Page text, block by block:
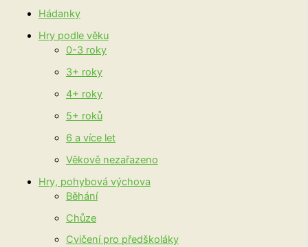
Hádanky
Hry podle věku
0-3 roky
3+ roky
4+ roky
5+ roků
6 a více let
Věkově nezařazeno
Hry, pohybová výchova
Běhání
Chůze
Cvičení pro předškoláky